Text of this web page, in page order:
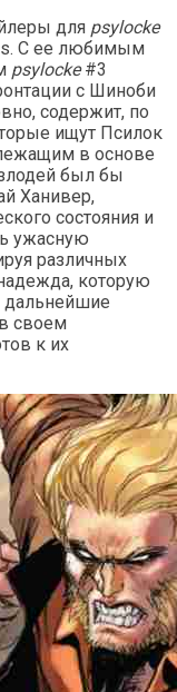
для psylocke
С ее любимым
psylocke#3
с Шиноби
содержит, по
ищут Псилок
в основе
был бы
Ханивер,
состояния и
ужасную
различных
которую
дальнейшие
своем
к их